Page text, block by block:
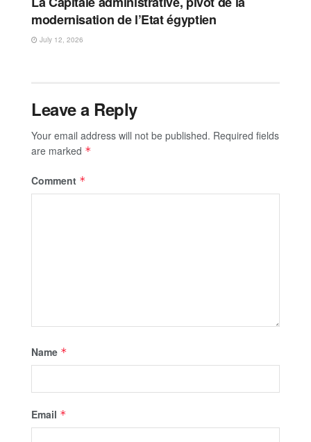
modernisation de l’Etat égyptien
July 12, 2026
Leave a Reply
Your email address will not be published. Required fields
are marked *
Comment *
Name *
Email *